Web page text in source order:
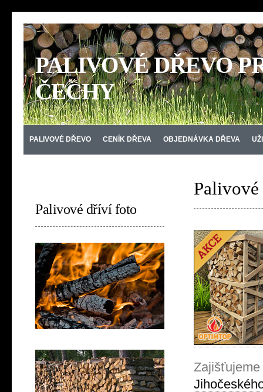
PALIVOVÉ DŘEVO
ČECHY
PALIVOVÉ DŘEVO CENÍK DŘEVA OBJEDNÁVKA DŘEVA
Palivové dříví foto